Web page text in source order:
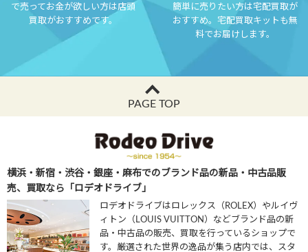
で売ってお金が欲しい方は店頭
買取がおすすめです。
簡単に売りたい方は宅配買取が
おすすめ。宅配買取キットも無
料でお届けします。
PAGE TOP
横浜・新宿・渋谷・銀座・麻布でのブランド品の新品・中古品販
売、買取なら「ロデオドライブ」
ロデオドライブはロレックス（ROLEX）やルイヴ
ィトン（LOUIS VUITTON）などブランド品の新
品・中古品の販売、買取を行っているショップで
す。厳選された世界の逸品が集う店内では、スタ